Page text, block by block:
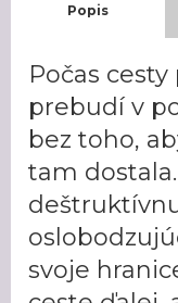
Popis
Počas
prebudí v
bez toho,
tam
svoje